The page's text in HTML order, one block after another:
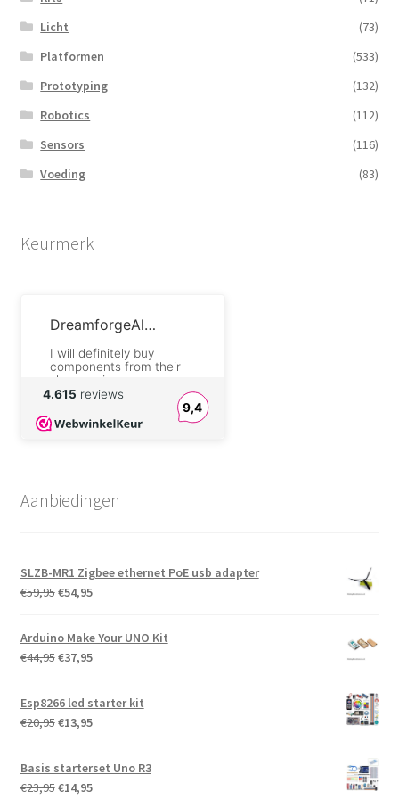
Licht
(73)
Platformen
(533)
Prototyping
(132)
Robotics
(112)
Sensors
(116)
Voeding
(83)
Keurmerk
DreamforgeAlchemist.com
I will definitely buy
components from their
shop again.
André Sengers
Snelle levering, en een
goede verpakking.
Goed onderdeel. Past
precies bij mijn wens
Vielen Dank für den
tollen Service.
Superschnell geliefert.
Snel en betrouwbaar
4.615 reviews
9,4
Aanbiedingen
SLZB-MR1 Zigbee ethernet PoE usb adapter
€59,95Oorspronkelijke
was:
€59,95.
€54,95Huidige
is:
€54,95.
Arduino Make Your UNO Kit
€44,95Oorspronkelijke
was:
€44,95.
€37,95Huidige
is:
€37,95.
Esp8266 led starter kit
€20,95Oorspronkelijke
was:
€20,95.
€13,95Huidige
€13,95.
Basis starterset Uno R3
€23,95Oorspronkelijke
€14,95Huidige